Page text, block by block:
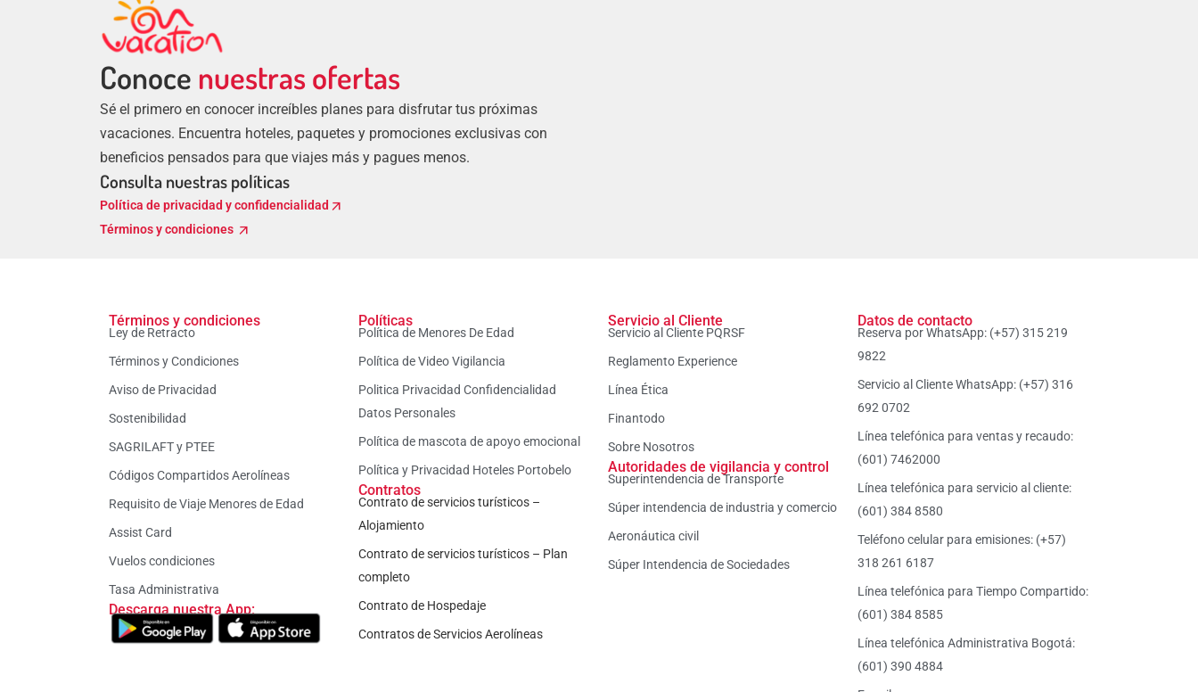
Conoce nuestras ofertas
Sé el primero en conocer increíbles planes para disfrutar tus próximas
vacaciones. Encuentra hoteles, paquetes y promociones exclusivas con
beneficios pensados para que viajes más y pagues menos.
Consulta nuestras políticas
Política de privacidad y confidencialidad arrow_outward
Términos y condiciones arrow_outward
Términos y condiciones
Ley de Retracto
Términos y Condiciones
Aviso de Privacidad
Sostenibilidad
SAGRILAFT y PTEE
Códigos Compartidos Aerolíneas
Requisito de Viaje Menores de Edad
Assist Card
Vuelos condiciones
Tasa Administrativa
Descarga nuestra App:
Políticas
Política de Menores De Edad
Política de Video Vigilancia
Politica Privacidad Confidencialidad
Datos Personales
Política de mascota de apoyo emocional
Política y Privacidad Hoteles Portobelo
Contratos
Contrato de servicios turísticos –
Alojamiento
Contrato de servicios turísticos – Plan
completo
Contrato de Hospedaje
Contratos de Servicios Aerolíneas
Servicio al Cliente
Servicio al Cliente PQRSF
Reglamento Experience
Línea Ética
Finantodo
Sobre Nosotros
Autoridades de vigilancia y control
Superintendencia de Transporte
Súper intendencia de industria y comercio
Aeronáutica civil
Súper Intendencia de Sociedades
Datos de contacto
Reserva por WhatsApp: (+57) 315 219
9822
Servicio al Cliente WhatsApp: (+57) 316
692 0702
Línea telefónica para ventas y recaudo:
(601) 7462000
Línea telefónica para servicio al cliente:
(601) 384 8580
Teléfono celular para emisiones: (+57)
318 261 6187
Línea telefónica para Tiempo Compartido:
(601) 384 8585
Línea telefónica Administrativa Bogotá:
(601) 390 4884